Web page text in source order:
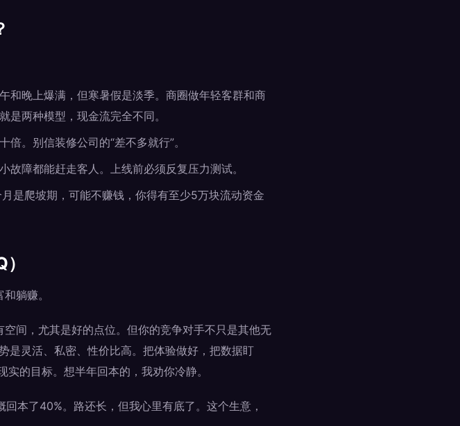
和晚上爆满，但寒暑假是淡季。商圈做年轻客群和商
是两种模型，现金流完全不同。
。别信装修公司的“差不多就行”。
故障都能赶走客人。上线前必须反复压力测试。
是爬坡期，可能不赚钱，你得有至少5万块流动资金
躺赚。
间，尤其是好的点位。但你的竞争对手不只是其他无
是灵活、私密、性价比高。把体验做好，把数据盯
实的目标。想半年回本的，我劝你冷静。
本了40%。路还长，但我心里有底了。这个生意，